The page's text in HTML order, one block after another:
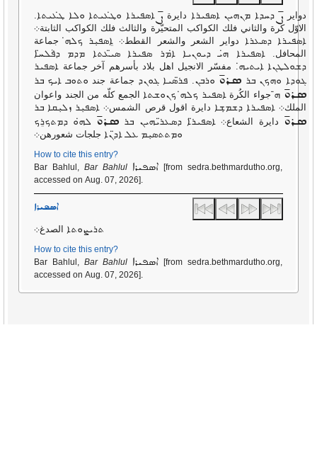
دوايرܨ̄ܕܚܕܐ ܡܢܗܝܢ ܐܣܦܝܪܐ دايرةܨ̄ܐܣܦܝܪܐ ܘܛ̇ܥܝܬܐ ܘܠܐ ܛ̇ܥܝܬܐ.
الاوّل كرة والثاني فلك الكواكب المتحيّرة والثالث فلك الكواكب الثابتة܀
ܐܣܦܝܪܐ ܕܣܥܪܐ دواير الشعر والشعر القطط܀ ܐܸܣܦܝܼܪ ܟܠܗ̇ جماعة
المحافل. ܐܣܦܝܪܐ ܗ̇ܝ ܕܝܘܢܝܐ ܐ̇ܡܪ ܣܦܝܪܐ ܣܝ̈ܥܬܐ ܡܕܡ ܕܦܵܠܚ̈ܐ
ܕܫܘܠܛܢܐ ܐܝܬܝܗ̇. مفسّر الانجيل اهل بلاد بأسرهم آخر جماعة ܐܣܦܝܪ
ܓܘܕܐ ܘܗܟܢ ܒܪ ܣܪܘ̄ ܘܪܒܢ. ܦܪ̈ܣܝܐ ܓܘܢܕ جماعة جند ܘܬܘܒ ܐܝܟ ܒܪ
ܣܪܘ̄ ܗ̄ جواء الكُرة ܐܣܦܝܪ ܟܠܗ̇ ܟܢܘܫܬܐ الجمع كلّه من الجند واعوان
الملك܀ ܐܣܦܝܪܐ ܕܫܡ̣ܫܐ دايرة اقول قرص الشمس܀ ܐܣܦܝܼܪ ܙܠܝܼܩܐ ܒܪ
ܣܪܘ̄ دايرة الشعاع܀ ܐܣܦܝܪ̈ܐ ܕܣܥܪ̈ܝܗܝܢ ܒܪ ܣܪܘ̄ ܠܗ̇ܘ ܕܡܬܟܪܸܟ
ܘܡܬܬܣܝܼܡ ܥܠ ܐܕ̈ܢܐ جلجات شعورهن܀
How to cite this entry?
Bar Bahlul,Bar Bahlul ܐܣܦܝܪܐ
accessed on Aug. 07, 2026].
ܐܣܦܝܪܐ
ܬܪܝܨܘܬܐ الصدغ܀
How to cite this entry?
Bar Bahlul,Bar Bahlul ܐܣܦܝܪܐ
accessed on Aug. 07, 2026].